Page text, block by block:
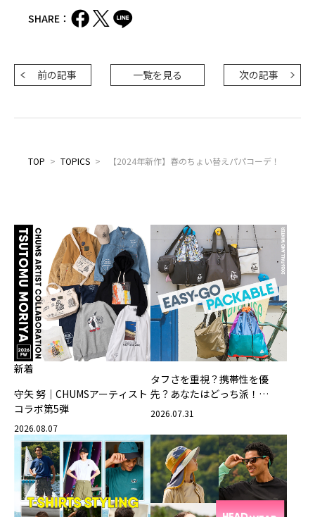
SHARE：
前の記事 一覧を見る 次の記事
TOP > TOPICS > 【2024年新作】春のちょい替えパパコーデ！
新着
守矢 努｜CHUMSアーティスト
コラボ第5弾
2026.08.07
タフさを重視？携帯性を優
先？あなたはどっち派！
CHUMSの軽量バッグ
2026.07.31